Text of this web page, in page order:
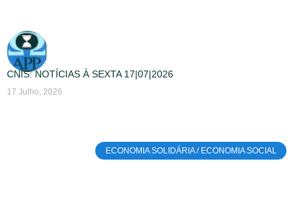
CNIS: NOTÍCIAS À SEXTA 17|07|2026
17 Julho, 2026
ECONOMIA SOLIDÁRIA / ECONOMIA SOCIAL